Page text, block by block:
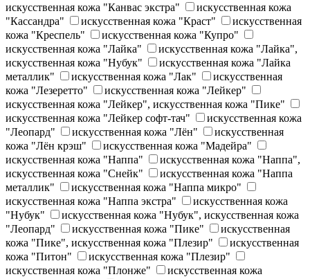
искусственная кожа "Канвас экстра"
искусственная кожа
"Кассандра"
искусственная кожа "Краст"
искусственная
кожа "Креспель"
искусственная кожа "Купро"
искусственная кожа "Лайка"
искусственная кожа "Лайка",
искусственная кожа "Нубук"
искусственная кожа "Лайка
металлик"
искусственная кожа "Лак"
искусственная
кожа "Лезеретто"
искусственная кожа "Лейкер"
искусственная кожа "Лейкер", искусственная кожа "Пике"
искусственная кожа "Лейкер софт-тач"
искусственная кожа
"Леопард"
искусственная кожа "Лён"
искусственная
кожа "Лён крэш"
искусственная кожа "Мадейра"
искусственная кожа "Наппа"
искусственная кожа "Наппа",
искусственная кожа "Снейк"
искусственная кожа "Наппа
металлик"
искусственная кожа "Наппа микро"
искусственная кожа "Наппа экстра"
искусственная кожа
"Нубук"
искусственная кожа "Нубук", искусственная кожа
"Леопард"
искусственная кожа "Пике"
искусственная
кожа "Пике", искусственная кожа "Плезир"
искусственная
кожа "Питон"
искусственная кожа "Плезир"
искусственная кожа "Плонже"
искусственная кожа